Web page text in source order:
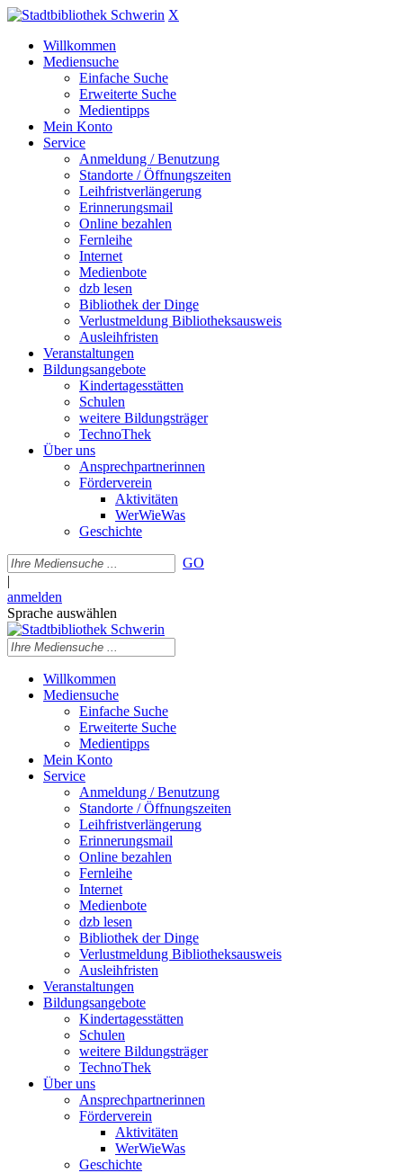
X
Willkommen
Mediensuche
Einfache Suche
Erweiterte Suche
Medientipps
Mein Konto
Service
Anmeldung / Benutzung
Standorte / Öffnungszeiten
Leihfristverlängerung
Erinnerungsmail
Online bezahlen
Fernleihe
Internet
Medienbote
dzb lesen
Bibliothek der Dinge
Verlustmeldung Bibliotheksausweis
Ausleihfristen
Veranstaltungen
Bildungsangebote
Kindertagesstätten
Schulen
weitere Bildungsträger
TechnoThek
Über uns
Ansprechpartnerinnen
Förderverein
Aktivitäten
WerWieWas
Geschichte
GO
|
anmelden
Sprache auswählen
Willkommen
Mediensuche
Einfache Suche
Erweiterte Suche
Medientipps
Mein Konto
Service
Anmeldung / Benutzung
Standorte / Öffnungszeiten
Leihfristverlängerung
Erinnerungsmail
Online bezahlen
Fernleihe
Internet
Medienbote
dzb lesen
Bibliothek der Dinge
Verlustmeldung Bibliotheksausweis
Ausleihfristen
Veranstaltungen
Bildungsangebote
Kindertagesstätten
Schulen
weitere Bildungsträger
TechnoThek
Über uns
Ansprechpartnerinnen
Förderverein
Aktivitäten
WerWieWas
Geschichte